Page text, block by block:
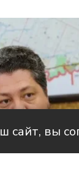
сайт, вы